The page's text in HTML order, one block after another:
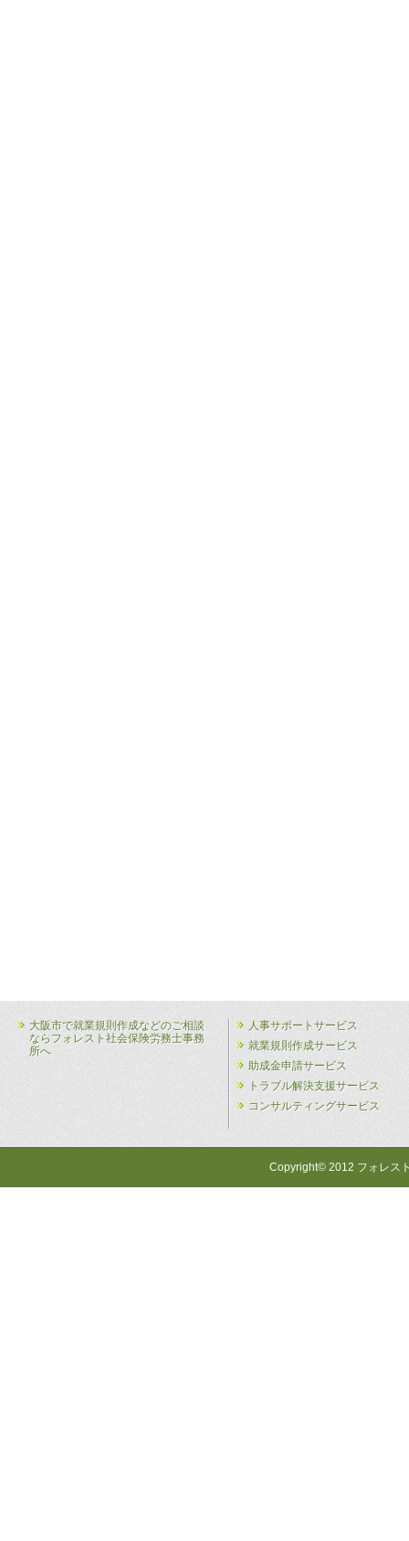
大阪市で就業規則作成などのご相談
ならフォレスト社会保険労務士事務
所へ
人事サポートサービス
就業規則作成サービス
助成金申請サービス
トラブル解決支援サービス
コンサルティングサービス
Copyright© 2012 フォレス